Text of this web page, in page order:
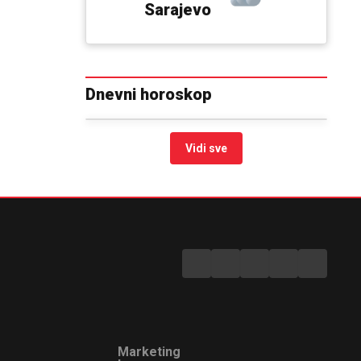
Sarajevo
Dnevni horoskop
Vidi sve
Marketing